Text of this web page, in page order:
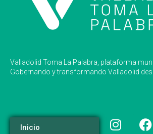
Valladolid Toma La Palabra, plataforma
Gobernando y transformando Valladolid
Inicio